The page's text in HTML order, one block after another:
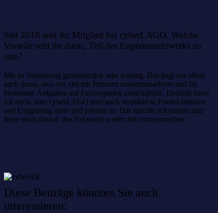
Seit 2018 seid ihr Mitglied bei cyberLAGO. Welche
Vorteile seht ihr darin, Teil des Expertennetzwerks zu
sein?
Mir ist Vernetzung grundsätzlich sehr wichtig. Das liegt vor allem
auch daran, dass ich viel mit Partnern zusammenarbeite und für
bestimmte Aufgaben auf Fachexperten zurückgreife. Deshalb freue
ich mich, dass cyberLAGO jetzt auch verstärkt in Friedrichshafen
und Umgebung aktiv und präsent ist. Das möchte ich nutzen und
freue mich darauf, das Netzwerk weiter mit voranzutreiben.
Diese Beiträge könnten Sie auch
interessieren: